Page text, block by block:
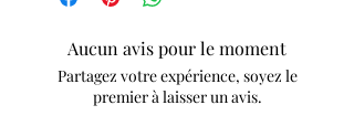
Aucun avis pour le moment
Partagez votre expérience, soyez le
premier à laisser un avis.